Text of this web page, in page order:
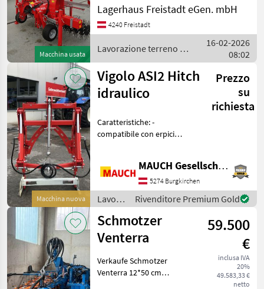
Macchina usata
attrezzi per lavorazione
terreno
Lagerhaus Freistadt eGen. mbH
4240 Freistadt
Lavorazione terreno /
Pöttinger
16-02-2026
08:02
Macchina nuova
Vigolo ASI2 Hitch
idraulico
Prezzo
su
richiesta
Caratteristiche: -
compatibile con erpici
superiori meccanici
L'attrezzo è disponibile a
magazzino a Burgkir
MAUCH Gesellschaft m.b.H. & Co.KG
5274 Burgkirchen
Lavorazione
terreno
/ Vigolo
Rivenditore Premium Gold
Schmotzer
Venterra
59.500
€
inclusa IVA
20%
49.583,33 €
netto
Verkaufe Schmotzer
Venterra 12*50 cm